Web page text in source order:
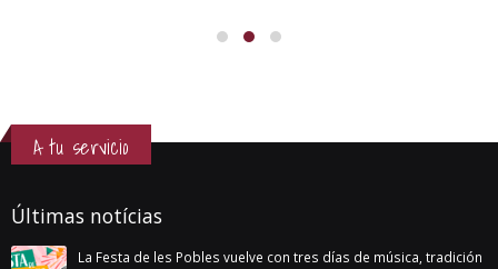
A tu servicio
Últimas notícias
La Festa de les Pobles vuelve con tres días de música, tradición